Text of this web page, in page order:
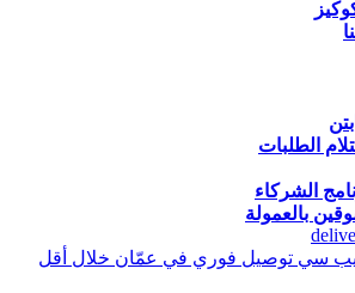
الطلبات
الشركاء
بالعمولة
سي توصيل فوري في عمّان خلال أقل